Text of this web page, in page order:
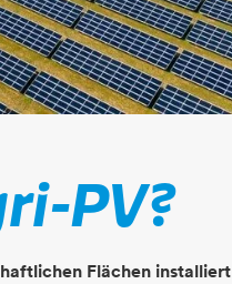
PV?
Flächen installiert